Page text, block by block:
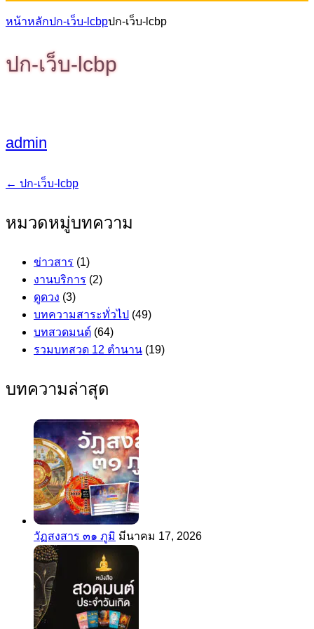
หน้าหลักปก-เว็บ-lcbpปก-เว็บ-lcbp
ปก-เว็บ-lcbp
admin
แนะแนว
เรื่อง
← ปก-เว็บ-lcbp
หมวดหมู่บทความ
ข่าวสาร (1)
งานบริการ (2)
ดูดวง (3)
บทความสาระทั่วไป (49)
บทสวดมนต์ (64)
รวมบทสวด 12 ตำนาน (19)
บทความล่าสุด
วัฏสงสาร ๓๑ ภูมิ มีนาคม 17, 2026